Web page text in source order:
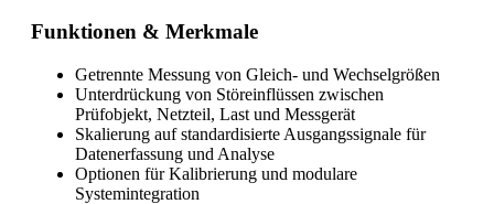
Funktionen & Merkmale
Getrennte Messung von Gleich- und Wechselgrößen
Unterdrückung von Störeinflüssen zwischen
Prüfobjekt, Netzteil, Last und Messgerät
Skalierung auf standardisierte Ausgangssignale für
Datenerfassung und Analyse
Optionen für Kalibrierung und modulare
Systemintegration